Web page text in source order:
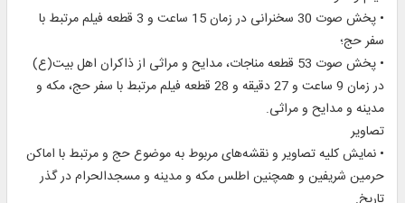
• پخش صوت 30 سخنرانی در زمان 15 ساعت و 3 قطعه فيلم مرتبط با
سفر حج؛
• پخش صوت 53 قطعه مناجات، مدايح و مراثی از ذاکران اهل بيت(ع)
در زمان 9 ساعت و 27 دقیقه و 28 قطعه فيلم مرتبط با سفر حج، مکه و
مدينه و مدايح و مراثی.
تصاوير
• نمايش کليه تصاوير و نقشه‌های مربوط به موضوع حج و مرتبط با اماكن
حرمين شريفين و همچنين اطلس مکه و مدينه و مسجدالحرام در گذر